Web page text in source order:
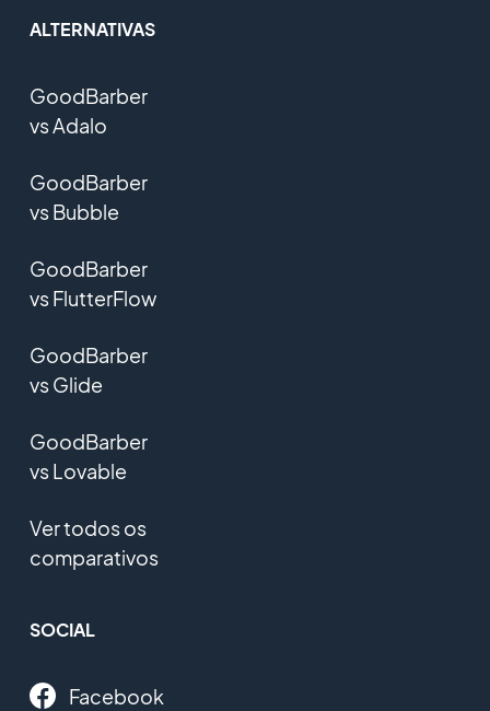
ALTERNATIVAS
GoodBarber
vs Adalo
GoodBarber
vs Bubble
GoodBarber
vs FlutterFlow
GoodBarber
vs Glide
GoodBarber
vs Lovable
Ver todos os
comparativos
SOCIAL
Facebook